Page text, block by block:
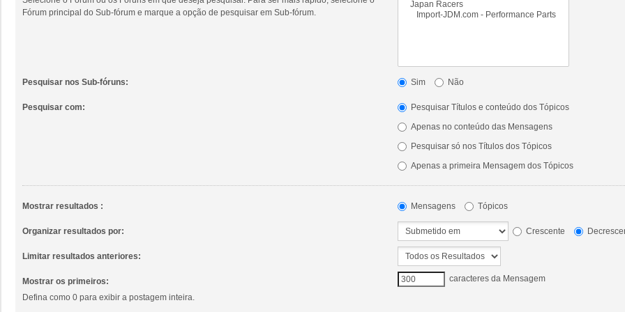
Fórum principal do Sub-fórum e marque a opção de pesquisar em Sub-fórum.
Pesquisar nos Sub-fóruns: Sim Não
Pesquisar com:
Pesquisar Títulos e conteúdo dos Tópicos
Apenas no conteúdo das Mensagens
Pesquisar só nos Títulos dos Tópicos
Apenas a primeira Mensagem dos Tópicos
Mostrar resultados : Mensagens Tópicos
Organizar resultados por: Crescente
Limitar resultados anteriores:
Mostrar os primeiros:
Defina como 0 para exibir a postagem inteira.
caracteres da Mensagem